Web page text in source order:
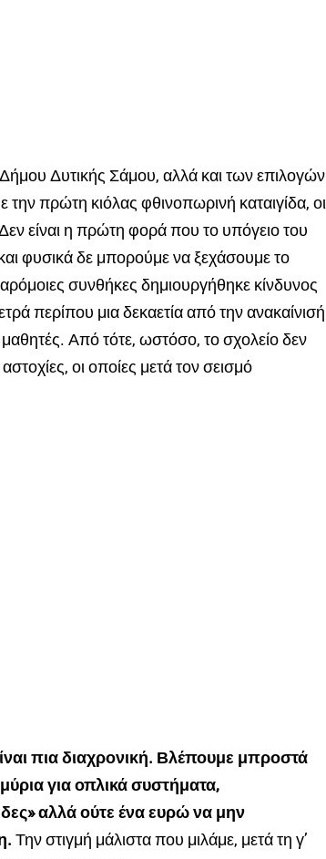
Δυτικής Σάμου, αλλά και των επιλογών
πρώτη κιόλας φθινοπωρινή καταιγίδα, οι
είναι η πρώτη φορά που το υπόγειο του
φυσικά δε μπορούμε να ξεχάσουμε το
συνθήκες δημιουργήθηκε κίνδυνος
περίπου μια δεκαετία από την ανακαίνισή
Από τότε, ωστόσο, το σχολείο δεν
οι οποίες μετά τον σεισμό
πια διαχρονική. Βλέπουμε μπροστά
για οπλικά συστήματα,
αλλά ούτε ένα ευρώ να μην
Την στιγμή μάλιστα που μιλάμε, μετά τη γ’